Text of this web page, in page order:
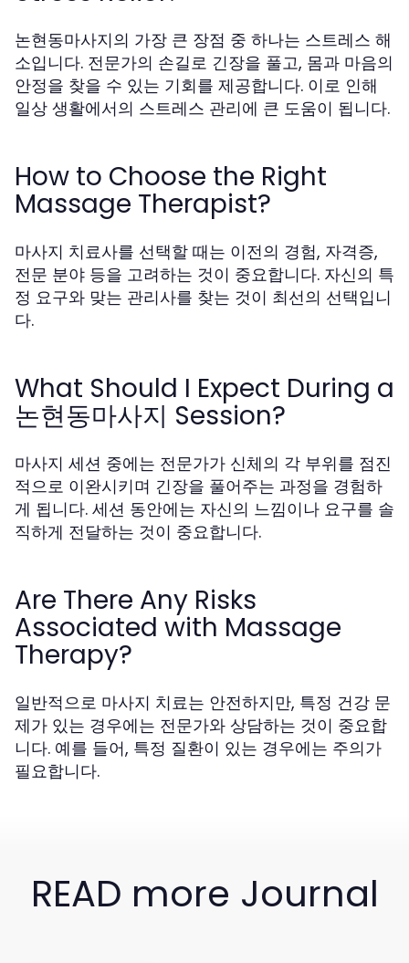
논현동마사지의 가장 큰 장점 중 하나는 스트레스 해
소입니다. 전문가의 손길로 긴장을 풀고, 몸과 마음의
안정을 찾을 수 있는 기회를 제공합니다. 이로 인해
일상 생활에서의 스트레스 관리에 큰 도움이 됩니다.
How to Choose the Right
Massage Therapist?
마사지 치료사를 선택할 때는 이전의 경험, 자격증,
전문 분야 등을 고려하는 것이 중요합니다. 자신의 특
정 요구와 맞는 관리사를 찾는 것이 최선의 선택입니
다.
What Should I Expect During a
논현동마사지 Session?
마사지 세션 중에는 전문가가 신체의 각 부위를 점진
적으로 이완시키며 긴장을 풀어주는 과정을 경험하
게 됩니다. 세션 동안에는 자신의 느낌이나 요구를 솔
직하게 전달하는 것이 중요합니다.
Are There Any Risks
Associated with Massage
Therapy?
일반적으로 마사지 치료는 안전하지만, 특정 건강 문
제가 있는 경우에는 전문가와 상담하는 것이 중요합
니다. 예를 들어, 특정 질환이 있는 경우에는 주의가
필요합니다.
READ more Journal